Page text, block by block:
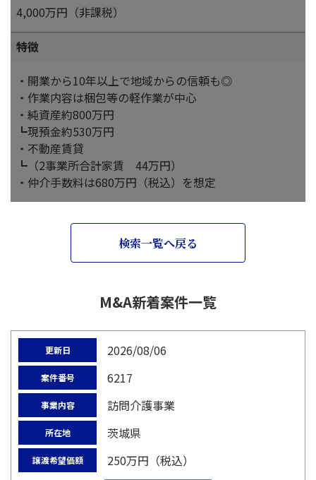
4,000万円（非課税）
特徴
・開業から10年以上で地域からの信頼も◎
・作業内容は梱包等の軽作業が中心
・純資産約800万円
┗現預金約530万円
・不動産賃貸
┗（2事業所合計家賃 44万円）
・仲介手数料は680万円（税込）を想定
検索一覧へ戻る
M&A新着案件一覧
更新日 2026/08/06
案件番号 6217
事業内容 訪問介護事業
所在地 茨城県
譲渡希望価額 250万円（税込）